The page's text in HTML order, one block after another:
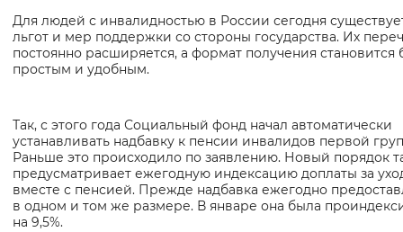
Цвет сайта
Монохромный Инверсивный
Изображения
Включены Выключены
Основная
информация
Для людей с инвалидностью в России сегодня
льгот и мер поддержки со стороны государства. Их
постоянно расширяется, а формат получения становится
простым и удобным.
Так, с этого года Социальный фонд начал автоматически
устанавливать надбавку к пенсии инвалидов первой
Раньше это происходило по заявлению. Новый порядок
предусматривает ежегодную индексацию доплаты за
вместе с пенсией. Прежде надбавка ежегодно
в одном и том же размере. В январе она была
на 9,5%.